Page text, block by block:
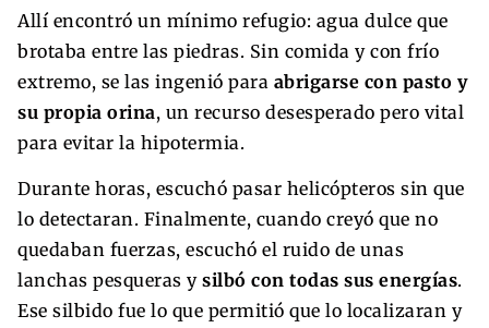
Allí encontró un mínimo refugio: agua dulce que
brotaba entre las piedras. Sin comida y con frío
extremo, se las ingenió para abrigarse con pasto y
su propia orina, un recurso desesperado pero vital
para evitar la hipotermia.
Durante horas, escuchó pasar helicópteros sin que
lo detectaran. Finalmente, cuando creyó que no
quedaban fuerzas, escuchó el ruido de unas
lanchas pesqueras y silbó con todas sus energías.
Ese silbido fue lo que permitió que lo localizaran y